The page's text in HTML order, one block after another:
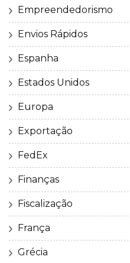
Empreendedorismo
Envios Rápidos
Espanha
Estados Unidos
Europa
Exportação
FedEx
Finanças
Fiscalização
França
Grécia